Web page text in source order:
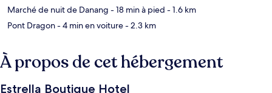
Marché de nuit de Danang - 18 min à pied - 1.6 km
Pont Dragon- 4 min en voiture- 2.3 km
À propos de cet hébergement
Estrella Boutique Hotel